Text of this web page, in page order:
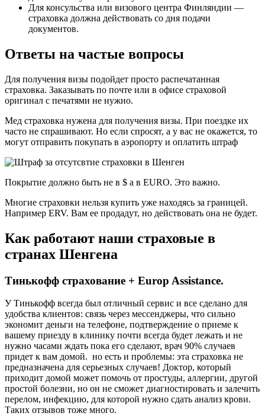
Для консульства или визового центра Финляндии —
страховка должна действовать со дня подачи
документов.
Ответы на частые вопросы
Для получения визы подойдет просто распечатанная
страховка. Заказывать по почте или в офисе страховой
оригинал с печатями не нужно.
Мед страховка нужена для получения визы. При поездке их
часто не спрашивают. Но если спросят, а у вас не окажется, то
могут отправить покупать в аэропорту и оплатить штраф
Покрытие должно быть не в $ а в EURO. Это важно.
Многие страховки нельзя купить уже находясь за границей.
Например ERV. Вам ее продадут, но действовать она не будет.
Как работают наши страховые в
странах Шенгена
Тинькофф страхование + Europ Assistance.
У Тинькофф всегда был отличный сервис и все сделано для
удобства клиентов: связь через мессенджеры, что сильно
экономит деньги на телефоне, подтверждение о приеме к
вашему приезду в клинику почти всегда будет лежать и не
нужно часами ждать пока его сделают, врач 90% случаев
придет к вам домой. но есть и проблемы: эта страховка не
предназначена для серьезных случаев! Доктор, который
приходит домой может помочь от простуды, аллергии, другой
простой болезни, но он не сможет диагностировать и залечить
перелом, инфекцию, для которой нужно сдать анализ крови.
Таких отзывов тоже много.